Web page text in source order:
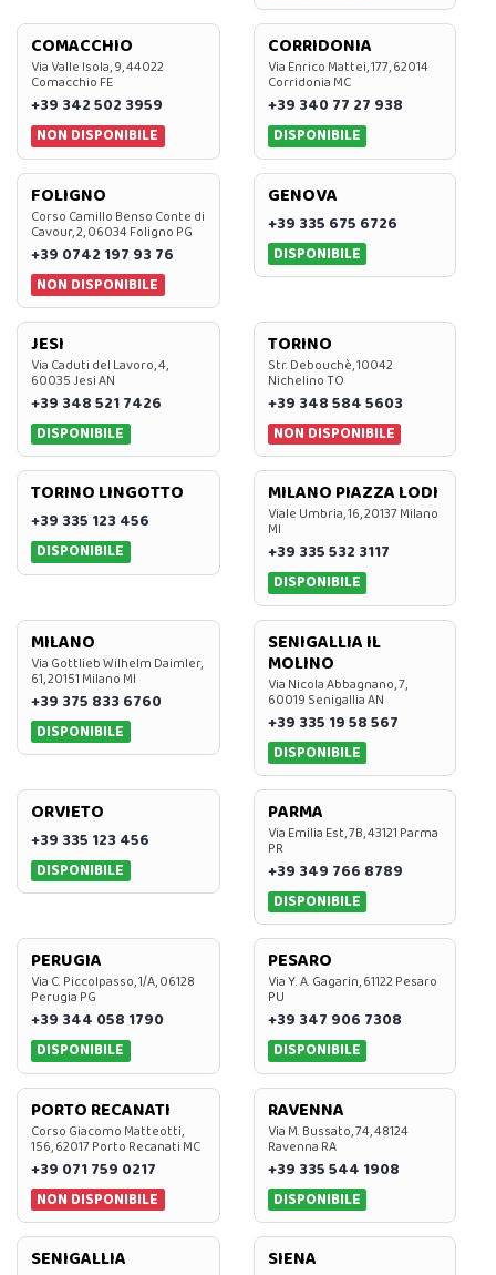
COMACCHIO
Via Valle Isola, 9, 44022
Comacchio FE
+39 342 502 3959
NON DISPONIBILE
CORRIDONIA
Via Enrico Mattei, 177, 62014
Corridonia MC
+39 340 77 27 938
DISPONIBILE
FOLIGNO
Corso Camillo Benso Conte di
Cavour, 2, 06034 Foligno PG
+39 0742 197 93 76
NON DISPONIBILE
GENOVA
+39 335 675 6726
DISPONIBILE
JESI
Via Caduti del Lavoro, 4,
60035 Jesi AN
+39 348 521 7426
DISPONIBILE
TORINO
Str. Debouchè, 10042
Nichelino TO
+39 348 584 5603
NON DISPONIBILE
TORINO LINGOTTO
+39 335 123 456
DISPONIBILE
MILANO PIAZZA LODI
Viale Umbria, 16, 20137 Milano
MI
+39 335 532 3117
DISPONIBILE
MILANO
Via Gottlieb Wilhelm Daimler,
61, 20151 Milano MI
+39 375 833 6760
DISPONIBILE
SENIGALLIA IL
MOLINO
Via Nicola Abbagnano, 7,
60019 Senigallia AN
+39 335 19 58 567
DISPONIBILE
ORVIETO
+39 335 123 456
DISPONIBILE
PARMA
Via Emilia Est, 7B, 43121 Parma
PR
+39 349 766 8789
DISPONIBILE
PERUGIA
Via C. Piccolpasso, 1/A, 06128
Perugia PG
+39 344 058 1790
DISPONIBILE
PESARO
Via Y. A. Gagarin, 61122 Pesaro
PU
+39 347 906 7308
DISPONIBILE
PORTO RECANATI
Corso Giacomo Matteotti,
156, 62017 Porto Recanati MC
+39 071 759 0217
NON DISPONIBILE
RAVENNA
Via M. Bussato, 74, 48124
Ravenna RA
+39 335 544 1908
DISPONIBILE
SENIGALLIA SIENA